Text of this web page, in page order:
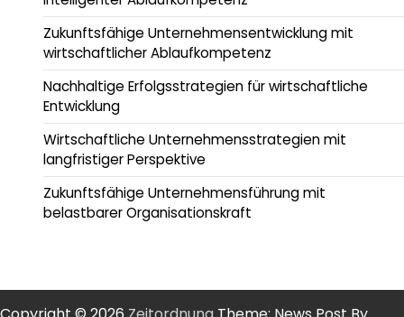
Zukunftsfähige Unternehmensentwicklung mit
wirtschaftlicher Ablaufkompetenz
Nachhaltige Erfolgsstrategien für wirtschaftliche
Entwicklung
Wirtschaftliche Unternehmensstrategien mit
langfristiger Perspektive
Zukunftsfähige Unternehmensführung mit
belastbarer Organisationskraft